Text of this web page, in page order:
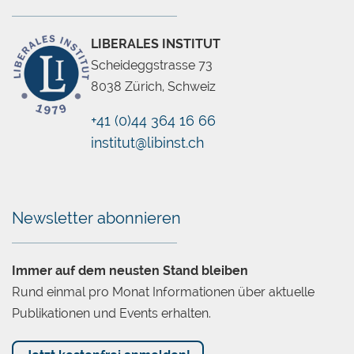
Chatbot
LIBERALES INSTITUT
Scheideggstrasse 73
8038 Zürich, Schweiz
+41 (0)44 364 16 66
institut@libinst.ch
Newsletter abonnieren
Immer auf dem neusten Stand bleiben
Rund einmal pro Monat Informationen über aktuelle
Publikationen und Events erhalten.